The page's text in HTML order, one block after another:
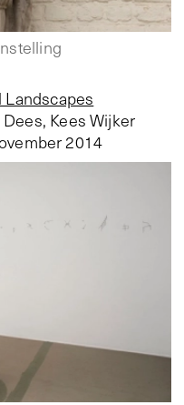
Landscapes
Kees Wijker
2014